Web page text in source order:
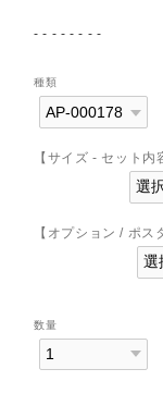
- - - - - - - -
種類
【サイズ - セット内
【オプション / ポス
数量